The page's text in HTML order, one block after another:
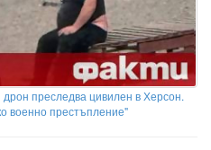
преследва цивилен в Херсон.
военно престъпление"